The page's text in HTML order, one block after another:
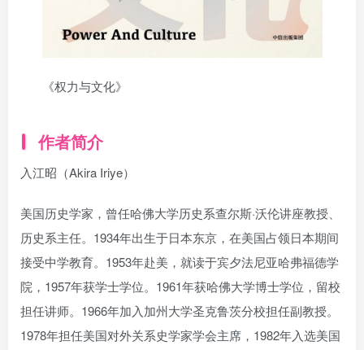
《权力与文化》
作者简介
入江昭（Akira Iriye）
美国历史学家，曾任哈佛大学历史系查尔斯·沃伦讲座教授、
历史系主任。1934年出生于日本东京，在美国占领日本期间
接受中学教育。1953年赴美，就读于宾夕法尼亚哈弗福德学
院，1957年获学士学位。1961年获哈佛大学博士学位，留校
担任讲师。1966年加入加州大学圣克鲁茨分校担任副教授。
1978年担任美国对外关系史学家学会主席，1982年入选美国